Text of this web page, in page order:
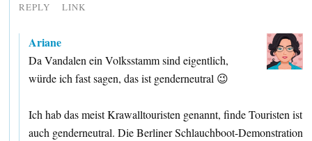
REPLY LINK
Ariane
Da Vandalen ein Volksstamm sind eigentlich,
würde ich fast sagen, das ist genderneutral 😉
Ich hab das meist Krawalltouristen genannt, finde Touristen ist
auch genderneutral. Die Berliner Schlauchboot-Demonstration